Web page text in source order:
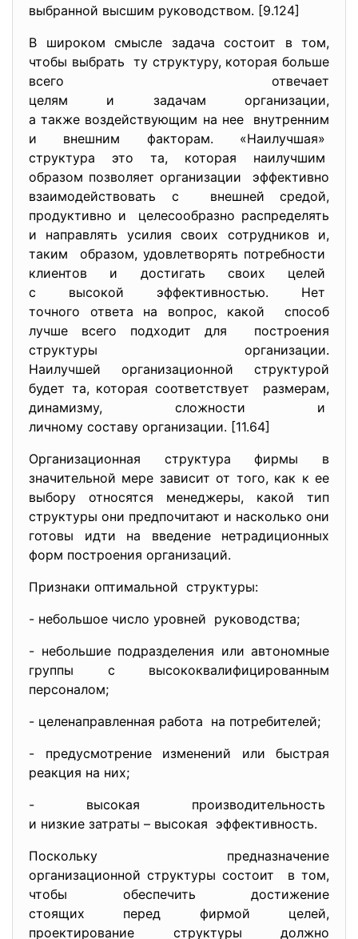
выбранной высшим руководством. [9.124]
В широком смысле задача состоит в том,
чтобы выбрать ту структуру, которая больше
всего отвечает
целям и задачам организации,
а также воздействующим на нее внутренним
и внешним факторам. «Наилучшая»
структура это та, которая наилучшим
образом позволяет организации эффективно
взаимодействовать с внешней средой,
продуктивно и целесообразно распределять
и направлять усилия своих сотрудников и,
таким образом, удовлетворять потребности
клиентов и достигать своих целей
с высокой эффективностью. Нет
точного ответа на вопрос, какой способ
лучше всего подходит для построения
структуры организации.
Наилучшей организационной структурой
будет та, которая соответствует размерам,
динамизму, сложности и
личному составу организации. [11.64]
Организационная структура фирмы в
значительной мере зависит от того, как к ее
выбору относятся менеджеры, какой тип
структуры они предпочитают и насколько они
готовы идти на введение нетрадиционных
форм построения организаций.
Признаки оптимальной структуры:
- небольшое число уровней руководства;
- небольшие подразделения или автономные
группы с высококвалифицированным
персоналом;
- целенаправленная работа на потребителей;
- предусмотрение изменений или быстрая
реакция на них;
- высокая производительность
и низкие затраты – высокая эффективность.
Поскольку предназначение
организационной структурысостоит в том,
чтобы обеспечить достижение
стоящих перед фирмой целей,
проектирование структуры должно